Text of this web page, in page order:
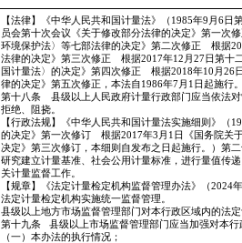
【法律】《中华人民共和国计量法》（1985年9月6
员会第十次会议《关于修改部分法律的决定》第一次
环境保护法〉等七部法律的决定》第二次修正 根据
法律的决定》第三次修正 根据2017年12月27日第十
国计量法〉的决定》第四次修正 根据2018年10月26
律的决定》第五次修正，本法自1986年7月1日起施行
第十八条 县级以上人民政府计量行政部门应当依法
拒绝、阻挠。
【行政法规】《中华人民共和国计量法实施细则》
的决定》第一次修订 根据2017年3月1日《国务院关
决定》第三次修订，本细则自发布之日起施行。）第
研究建立计量基准、社会公用计量标准，进行量值传
关计量监督工作。
【规章】《法定计量检定机构监督管理办法》（
法定计量检定机构实施统一监督管理。
县级以上地方市场监督管理部门对本行政区域内的法
第十九条
县级以上市场监督管理部门应当加强对本
（一）本办法的执行情况；